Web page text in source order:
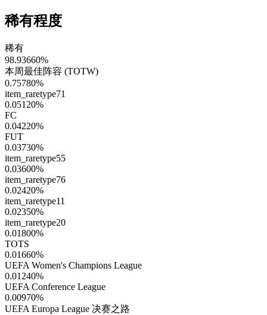
稀有程度
稀有
98.93660%
本周最佳阵容 (TOTW)
0.75780%
item_raretype71
0.05120%
FC
0.04220%
FUT
0.03730%
item_raretype55
0.03600%
item_raretype76
0.02420%
item_raretype11
0.02350%
item_raretype20
0.01800%
TOTS
0.01660%
UEFA Women's Champions League
0.01240%
UEFA Conference League
0.00970%
UEFA Europa League 决赛之路